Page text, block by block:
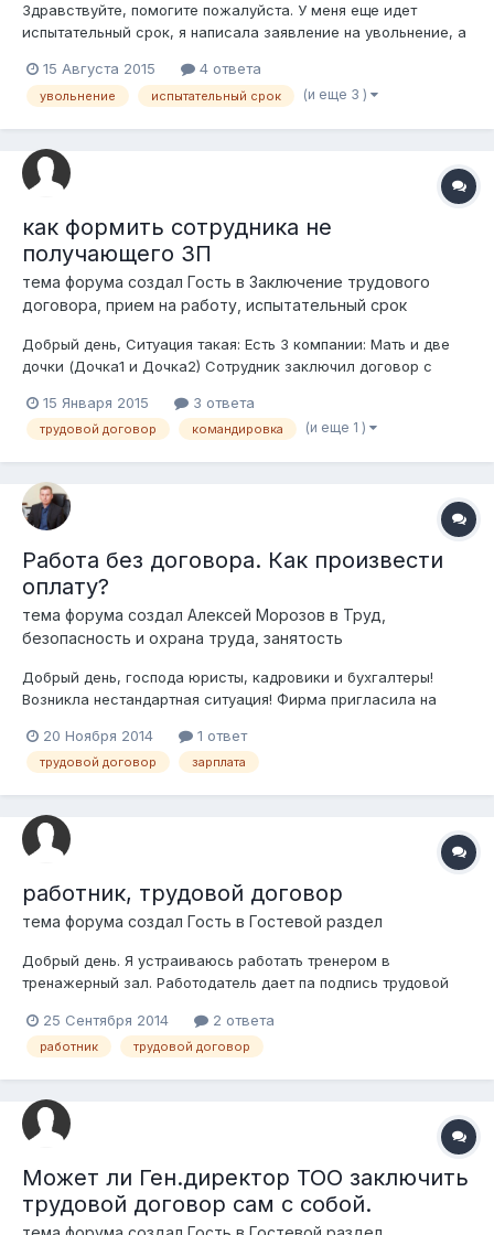
Здравствуйте, помогите пожалуйста. У меня еще идет
испытательный срок, я написала заявление на увольнение, а
задерживать меня? Не влияет ли то, что я еще на
испытательном сроке? Что будет если я просто уйду и не
15 Августа 2015 4 ответа
увольнение испытательный срок (и еще 3 )
как формить сотрудника не
получающего ЗП
тема форума создал Гость в Заключение трудового
договора, прием на работу, испытательный срок
Добрый день, Ситуация такая: Есть 3 компании: Мать и две
дочки (Дочка1 и Дочка2) Сотрудник заключил договор с
соответственно идут с данной компании). Но Сотрудник
также занимается делами Дочка2, но зп за общую работу
15 Января 2015 3 ответа
трудовой договор командировка (и еще 1 )
Работа без договора. Как произвести
оплату?
тема форума создал Алексей Морозов в Труд,
безопасность и охрана труда, занятость
Добрый день, господа юристы, кадровики и бухгалтеры!
Возникла нестандартная ситуация! Фирма пригласила на
обязанностям, скажем 1 октября. Однако внутренние правила
требуют, чтобы трудовой договора на эту должность был
20 Ноября 2014 1 ответ
трудовой договор зарплата
работник, трудовой договор
тема форума создал Гость в Гостевой раздел
Добрый день. Я устраиваюсь работать тренером в
тренажерный зал. Работодатель дает па подпись трудовой
клиентов и здоровье, и я материально ответсвенное лицо
мол если тренажер сломается я буду в этом виноват. я не
25 Сентября 2014 2 ответа
работник трудовой договор
Может ли Ген.директор ТОО заключить
трудовой договор сам с собой.